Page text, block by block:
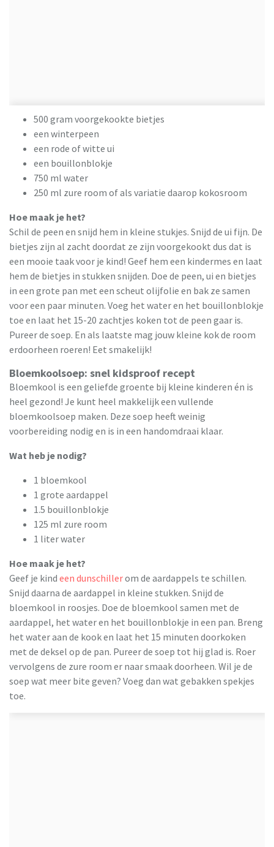
500 gram voorgekookte bietjes
een winterpeen
een rode of witte ui
een bouillonblokje
750 ml water
250 ml zure room of als variatie daarop kokosroom
Hoe maak je het?
Schil de peen en snijd hem in kleine stukjes. Snijd de ui fijn. De
bietjes zijn al zacht doordat ze zijn voorgekookt dus dat is
een mooie taak voor je kind! Geef hem een kindermes en laat
hem de bietjes in stukken snijden. Doe de peen, ui en bietjes
in een grote pan met een scheut olijfolie en bak ze samen
voor een paar minuten. Voeg het water en het bouillonblokje
toe en laat het 15-20 zachtjes koken tot de peen gaar is.
Pureer de soep. En als laatste mag jouw kleine kok de room
erdoorheen roeren! Eet smakelijk!
Bloemkoolsoep: snel kidsproof recept
Bloemkool is een geliefde groente bij kleine kinderen én is
heel gezond! Je kunt heel makkelijk een vullende
bloemkoolsoep maken. Deze soep heeft weinig
voorbereiding nodig en is in een handomdraai klaar.
Wat heb je nodig?
1 bloemkool
1 grote aardappel
1.5 bouillonblokje
125 ml zure room
1 liter water
Hoe maak je het?
Geef je kind een dunschillerom de aardappels te schillen.
Snijd daarna de aardappel in kleine stukken. Snijd de
bloemkool in roosjes. Doe de bloemkool samen met de
aardappel, het water en het bouillonblokje in een pan. Breng
het water aan de kook en laat het 15 minuten doorkoken
met de deksel op de pan. Pureer de soep tot hij glad is. Roer
vervolgens de zure room er naar smaak doorheen. Wil je de
soep wat meer bite geven? Voeg dan wat gebakken spekjes
toe.